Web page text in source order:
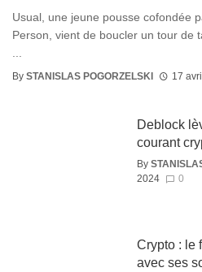
Usual, une jeune pousse cofondée
Person, vient de boucler un tour de
...
By STANISLAS POGORZELSKI 17
Deblock
courant
By
2024
0
Crypto : le
avec ses